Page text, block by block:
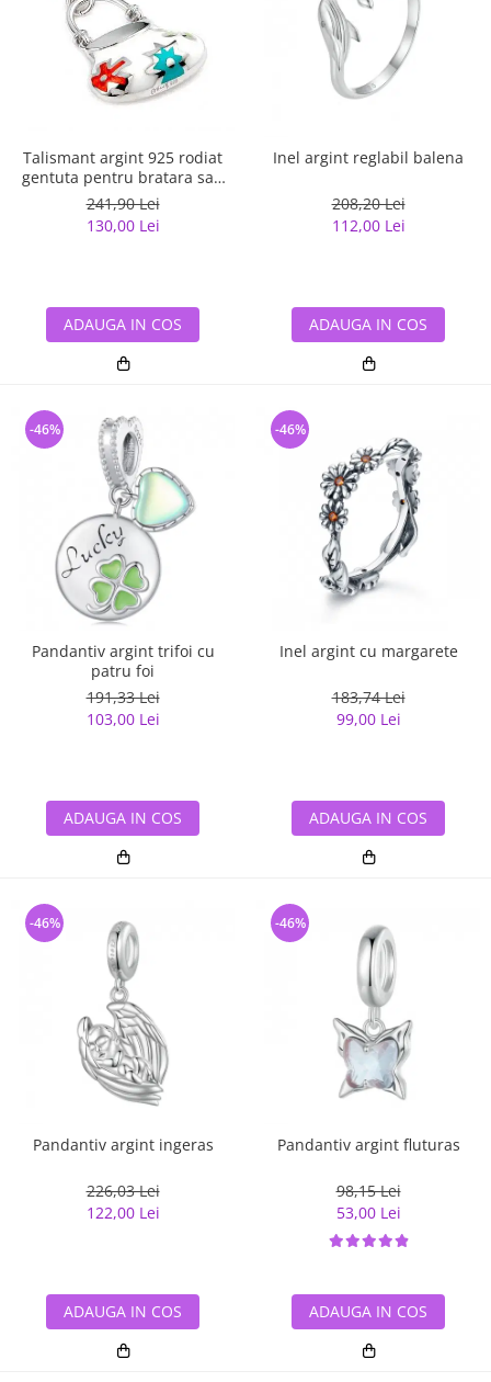
Talismant argint 925 rodiat
gentuta pentru bratara sau
lant
241,90 Lei
130,00 Lei
ADAUGA IN COS
Inel argint reglabil balena
208,20 Lei
112,00 Lei
ADAUGA IN COS
Pandantiv argint trifoi cu
patru foi
191,33 Lei
103,00 Lei
-46%
ADAUGA IN COS
Inel argint cu margarete
183,74 Lei
99,00 Lei
-46%
ADAUGA IN COS
Pandantiv argint ingeras
226,03 Lei
122,00 Lei
-46%
ADAUGA IN COS
Pandantiv argint fluturas
98,15 Lei
53,00 Lei
-46%
ADAUGA IN COS